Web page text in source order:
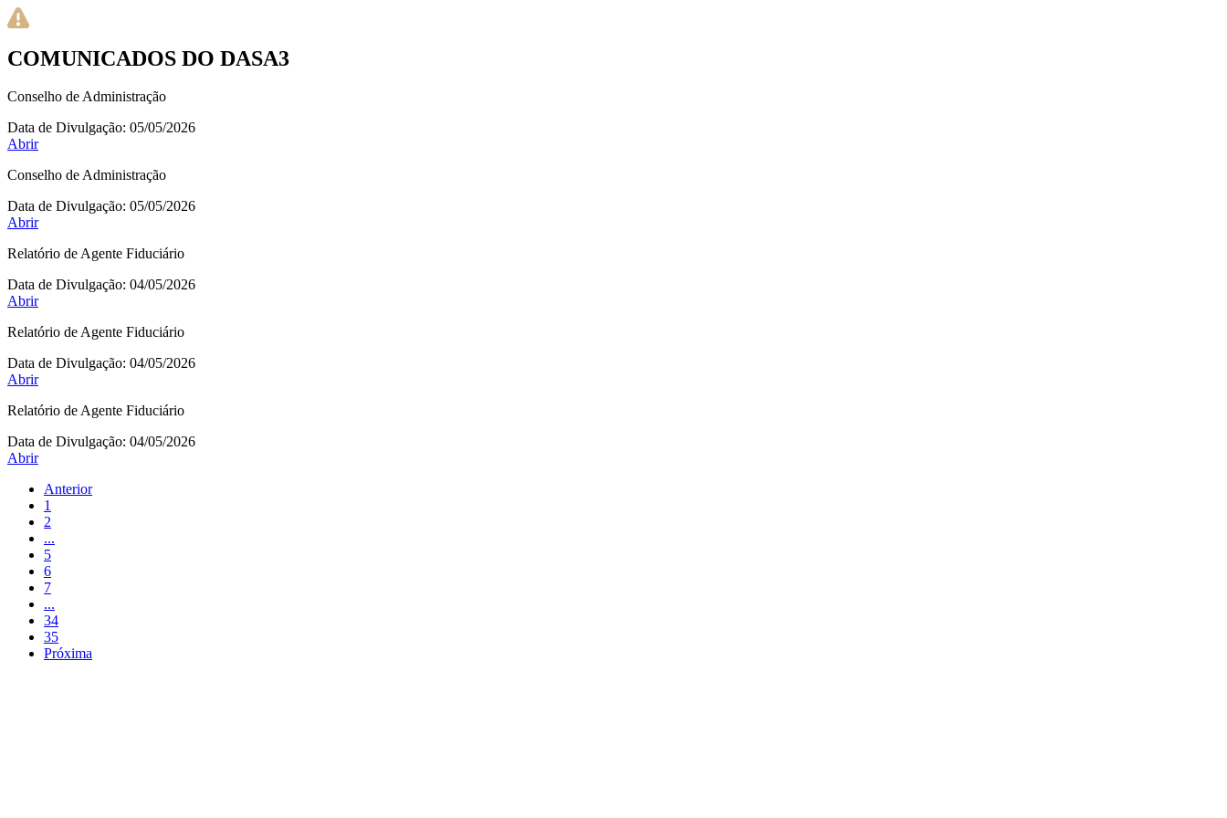
COMUNICADOS DO DASA3
Conselho de Administração
Data de Divulgação: 05/05/2026
Abrir
Conselho de Administração
Data de Divulgação: 05/05/2026
Abrir
Relatório de Agente Fiduciário
Data de Divulgação: 04/05/2026
Abrir
Relatório de Agente Fiduciário
Data de Divulgação: 04/05/2026
Abrir
Relatório de Agente Fiduciário
Data de Divulgação: 04/05/2026
Abrir
Anterior
1
2
...
5
6
7
...
34
35
Próxima